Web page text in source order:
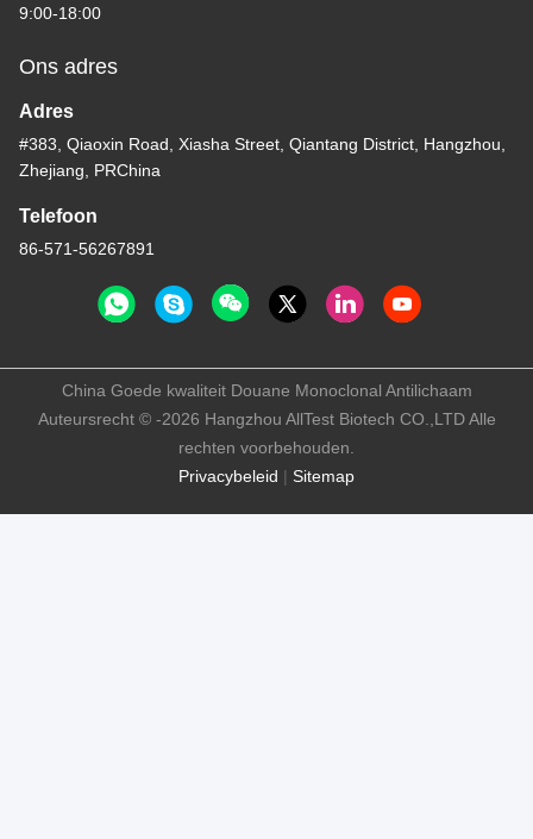
9:00-18:00
Ons adres
Adres
#383, Qiaoxin Road, Xiasha Street, Qiantang District, Hangzhou,
Zhejiang, PRChina
Telefoon
86-571-56267891
Privacybeleid | Sitemap
China Goede kwaliteit Douane Monoclonal Antilichaam
Auteursrecht © -2026 Hangzhou AllTest Biotech CO.,LTD Alle
rechten voorbehouden.